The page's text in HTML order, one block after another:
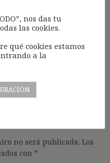
20:52
básicamente
no será publicada. Los
con *
nos das tu
las cookies.
qué cookies estamos
a la